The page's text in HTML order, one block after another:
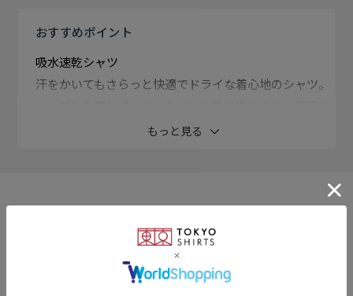
おすすめポイント
吸水速乾シャツ
汗をかいてもさらっと快適でドライな着心地のシャツ。
の取り扱いが楽ちんのアイロン要らずの形態安定。
ワイド衿
ポリエステル65% 綿35%
もっと見る
このアイテムを使ったスタイリング